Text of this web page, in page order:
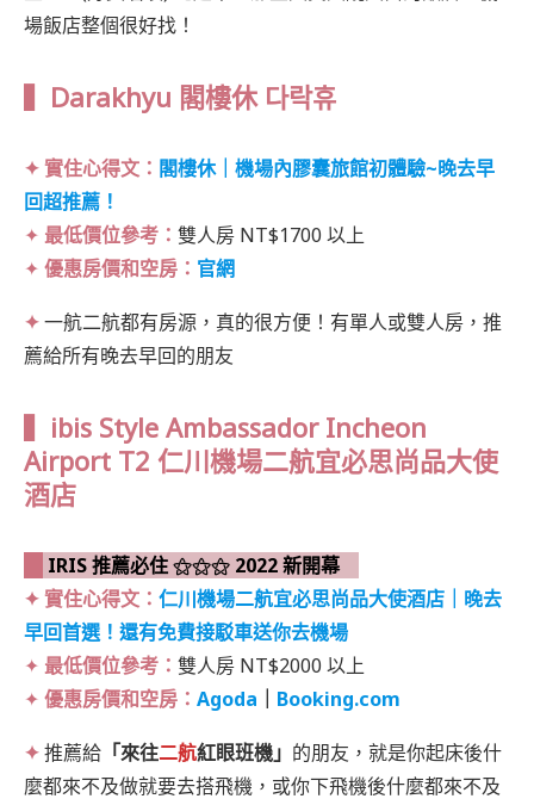
場飯店整個很好找！
▍Darakhyu 閣樓休 다락휴
✦ 實住心得文： 閣樓休｜機場內膠囊旅館初體驗~晚去早
回超推薦！
✦ 最低價位參考： 雙人房 NT$1700 以上
✦ 優惠房價和空房： 官網
✦一航二航都有房源，真的很方便！有單人或雙人房，推
薦給所有晚去早回的朋友
▍ibis Style Ambassador Incheon
Airport T2 仁川機場二航宜必思尚品大使
酒店
IRIS 推薦必住 ⚝⚝⚝ 2022 新開幕
✦ 實住心得文： 仁川機場二航宜必思尚品大使酒店｜晚去
早回首選！還有免費接駁車送你去機場
✦ 最低價位參考： 雙人房 NT$2000 以上
✦ 優惠房價和空房： Agoda Booking.com
✦推薦給 「來往二航紅眼班機」 的朋友，就是你起床後什
麼都來不及做就要去搭飛機，或你下飛機後什麼都來不及